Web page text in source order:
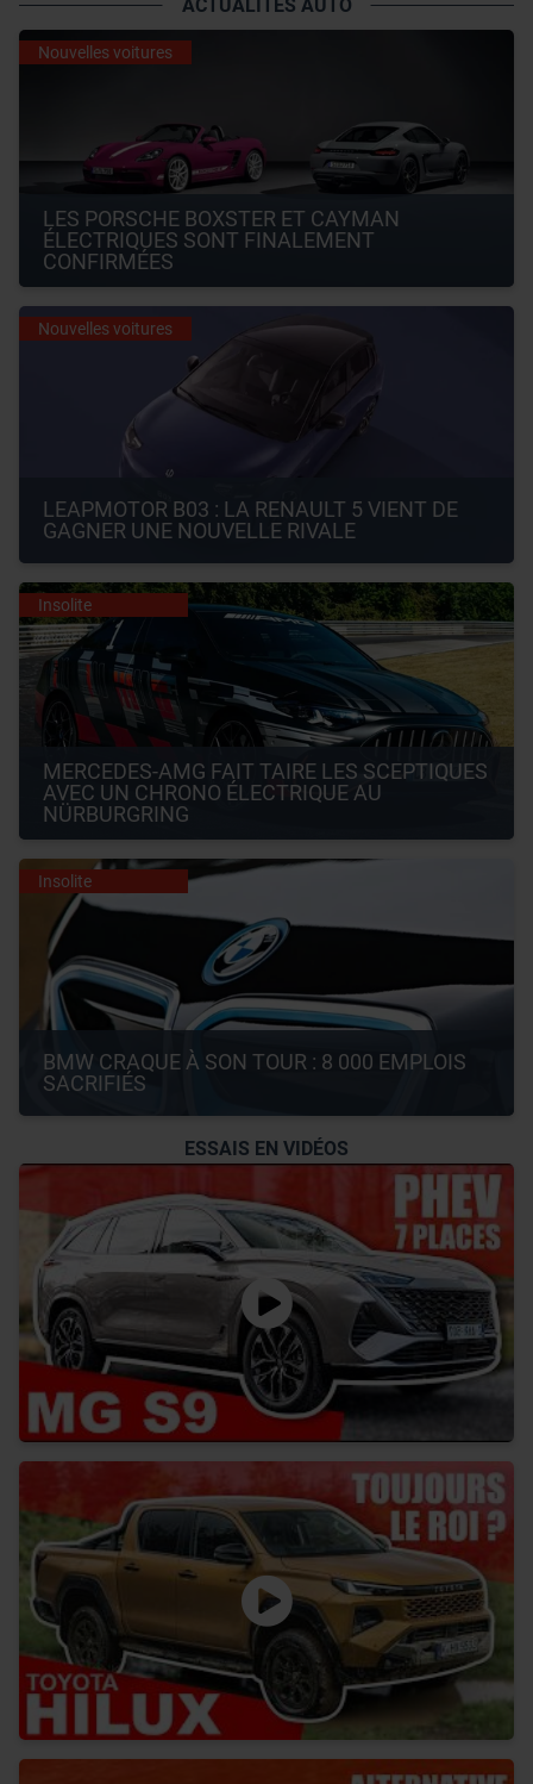
ACTUALITÉS AUTO
Nouvelles voitures
LES PORSCHE BOXSTER ET CAYMAN
ÉLECTRIQUES SONT FINALEMENT
CONFIRMÉES
Nouvelles voitures
LEAPMOTOR B03 : LA RENAULT 5 VIENT DE
GAGNER UNE NOUVELLE RIVALE
Insolite
MERCEDES-AMG FAIT TAIRE LES SCEPTIQUES
AVEC UN CHRONO ÉLECTRIQUE AU
NÜRBURGRING
Insolite
BMW CRAQUE À SON TOUR : 8 000 EMPLOIS
SACRIFIÉS
ESSAIS EN VIDÉOS